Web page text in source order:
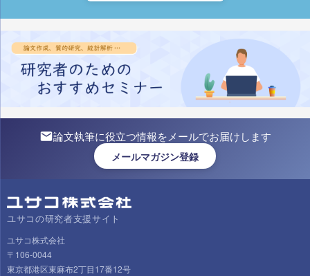
論文執筆に役立つ情報をメールでお届けします
メールマガジン登録
ユサコの研究者支援サイト
ユサコ株式会社
〒106-0044
東京都港区東麻布2丁目17番12号